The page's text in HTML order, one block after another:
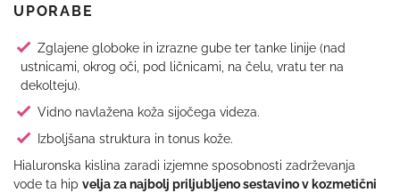
UPORABE
Zglajene globoke in izrazne gube ter tanke linije (nad
ustnicami, okrog oči, pod ličnicami, na čelu, vratu ter na
dekolteju).
Vidno navlažena koža sijočega videza.
Izboljšana struktura in tonus kože.
Hialuronska kislina zaradi izjemne sposobnosti zadrževanja
vode ta hip velja za najbolj priljubljeno sestavino v kozmetični